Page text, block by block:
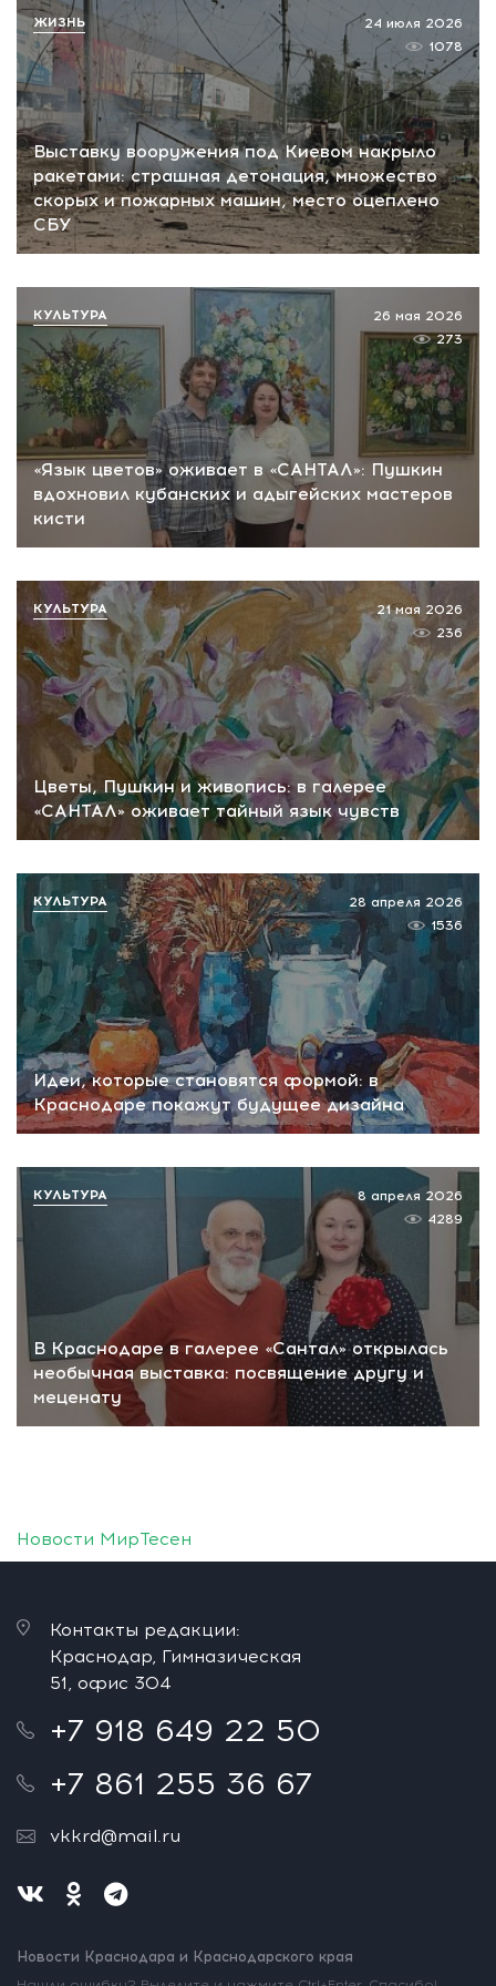
Выставку вооружения под Киевом накрыло
ракетами: страшная детонация, множество
скорых и пожарных машин, место оцеплено
СБУ
24 июля 2026
1078
ЖИЗНЬ
«Язык цветов» оживает в «САНТАЛ»: Пушкин
вдохновил кубанских и адыгейских мастеров
кисти
26 мая 2026
273
КУЛЬТУРА
Цветы, Пушкин и живопись: в галерее
«САНТАЛ» оживает тайный язык чувств
21 мая 2026
236
КУЛЬТУРА
Идеи, которые становятся формой: в
Краснодаре покажут будущее дизайна
28 апреля 2026
1536
КУЛЬТУРА
В Краснодаре в галерее «Сантал» открылась
необычная выставка: посвящение другу и
меценату
8 апреля 2026
4289
КУЛЬТУРА
Новости МирТесен
Контакты редакции:
Краснодар, Гимназическая
51, офис 304
+7 918 649 22 50
+7 861 255 36 67
vkkrd@mail.ru
Новости Краснодара и Краснодарского края